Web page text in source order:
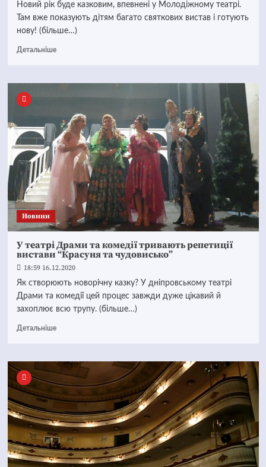
Новий рік буде казковим, впевнені у Молодіжному театрі.
Там вже показують дітям багато святкових вистав і готують
нову! (більше…)
Детальніше
Новини
У театрі Драми та комедії тривають репетиції
вистави “Красуня та чудовисько”
18:59 16.12.2020
Як створюють новорічну казку? У дніпровському театрі
Драми та комедії цей процес завжди дуже цікавий й
захоплює всю трупу. (більше…)
Детальніше